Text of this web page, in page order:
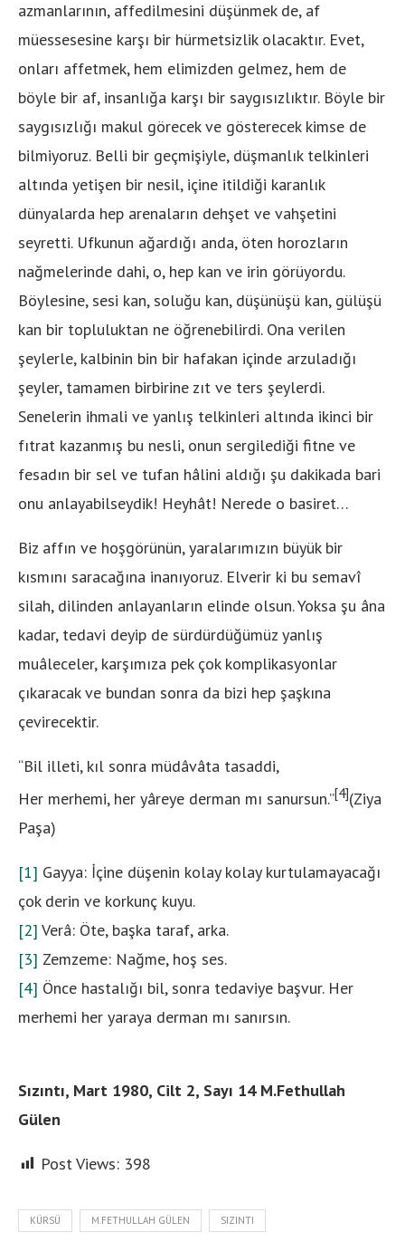
azmanlarının, affedilmesini düşünmek de, af
müessesesine karşı bir hürmetsizlik olacaktır. Evet,
onları affetmek, hem elimizden gelmez, hem de
böyle bir af, insanlığa karşı bir saygısızlıktır. Böyle bir
saygısızlığı makul görecek ve gösterecek kimse de
bilmiyoruz. Belli bir geçmişiyle, düşmanlık telkinleri
altında yetişen bir nesil, içine itildiği karanlık
dünyalarda hep arenaların dehşet ve vahşetini
seyretti. Ufkunun ağardığı anda, öten horozların
nağmelerinde dahi, o, hep kan ve irin görüyordu.
Böylesine, sesi kan, soluğu kan, düşünüşü kan, gülüşü
kan bir topluluktan ne öğrenebilirdi. Ona verilen
şeylerle, kalbinin bin bir hafakan içinde arzuladığı
şeyler, tamamen birbirine zıt ve ters şeylerdi.
Senelerin ihmali ve yanlış telkinleri altında ikinci bir
fıtrat kazanmış bu nesli, onun sergilediği fitne ve
fesadın bir sel ve tufan hâlini aldığı şu dakikada bari
onu anlayabilseydik! Heyhât! Nerede o basiret…
Biz affın ve hoşgörünün, yaralarımızın büyük bir
kısmını saracağına inanıyoruz. Elverir ki bu semavî
silah, dilinden anlayanların elinde olsun. Yoksa şu âna
kadar, tedavi deyip de sürdürdüğümüz yanlış
muâleceler, karşımıza pek çok komplikasyonlar
çıkaracak ve bundan sonra da bizi hep şaşkına
çevirecektir.
“Bil illeti, kıl sonra müdâvâta tasaddi,
Her merhemi, her yâreye derman mı sanursun.”[4](Ziya
Paşa)
[1] Gayya: İçine düşenin kolay kolay kurtulamayacağı
çok derin ve korkunç kuyu.
[2] Verâ: Öte, başka taraf, arka.
[3] Zemzeme: Nağme, hoş ses.
[4] Önce hastalığı bil, sonra tedaviye başvur. Her
merhemi her yaraya derman mı sanırsın.
Sızıntı, Mart 1980, Cilt 2, Sayı 14 M.Fethullah
Gülen
Post Views: 398
KÜRSÜ M.FETHULLAH GÜLEN SIZINTI